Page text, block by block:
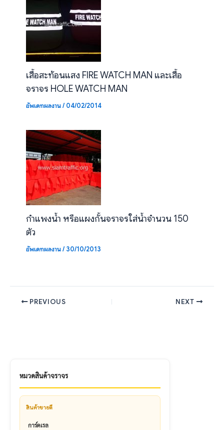
หมวดสินค้าจราจร
สินค้าขายดี
การ์ดเรล
เสื้อสะท้อนแสง FIRE WATCH MAN และเสื้อ
จราจร HOLE WATCH MAN
อัพเดทผลงาน/04/02/2014
กำแพงน้ำ หรือแผงกั้นจราจรใส่น้ำจำนวน 150
ตัว
อัพเดทผลงาน/30/10/2013
PREVIOUS NEXT